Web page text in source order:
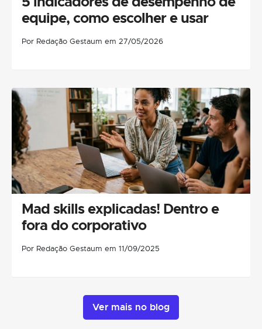
equipe, como escolher e usar
Por Redação Gestaum em 27/05/2026
Mad skills explicadas! Dentro e
fora do corporativo
Por Redação Gestaum em 11/09/2025
Ver mais no blog